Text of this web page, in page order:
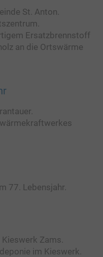
St. Anton.
Ersatzbrennstoff
an die Ortswärme
77. Lebensjahr.
Kieswerk Zams.
im Kieswerk.